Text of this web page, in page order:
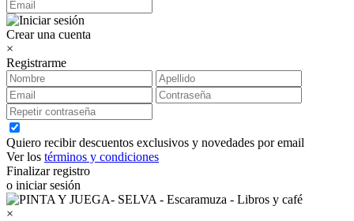
Crear una cuenta
×
Registrarme
Quiero recibir descuentos exclusivos y novedades por email
Ver los términos y condiciones
Finalizar registro
o iniciar sesión
×